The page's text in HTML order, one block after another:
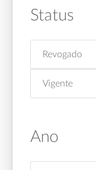
Status
Revogado
Vigente
Ano